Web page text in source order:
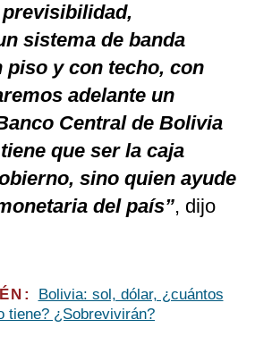
previsibilidad,
sistema de banda
piso y con techo, con
adelante un
Central de Bolivia
que ser la caja
sino quien ayude
del país”, dijo
Bolivia: sol, dólar, ¿cuántos
tiene? ¿Sobrevivirán?